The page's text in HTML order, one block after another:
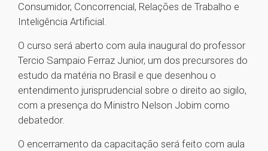
Consumidor, Concorrencial, Relações de Trabalho e
Inteligência Artificial.
O curso será aberto com aula inaugural do professor
Tercio Sampaio Ferraz Junior, um dos precursores do
estudo da matéria no Brasil e que desenhou o
entendimento jurisprudencial sobre o direito ao sigilo,
com a presença do Ministro Nelson Jobim como
debatedor.
O encerramento da capacitação será feito com aula